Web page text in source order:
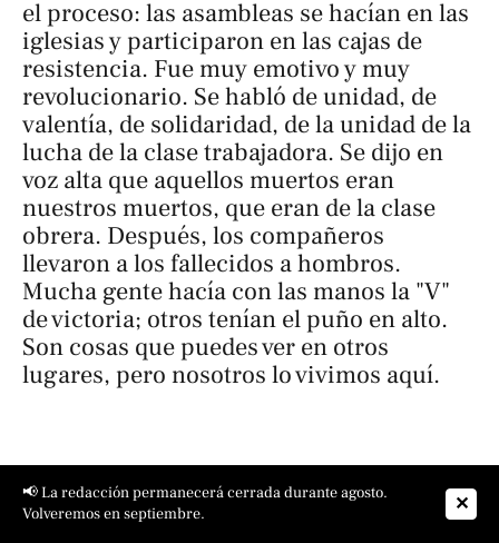
el proceso: las asambleas se hacían en las
iglesias y participaron en las cajas de
resistencia. Fue muy emotivo y muy
revolucionario. Se habló de unidad, de
valentía, de solidaridad, de la unidad de la
lucha de la clase trabajadora. Se dijo en
voz alta que aquellos muertos eran
nuestros muertos, que eran de la clase
obrera. Después, los compañeros
llevaron a los fallecidos a hombros.
Mucha gente hacía con las manos la "V"
de victoria; otros tenían el puño en alto.
Son cosas que puedes ver en otros
lugares, pero nosotros lo vivimos aquí.
¿Diríais que las muertes del 3 de Marzo
fueron un accidente? ¿Qué fue lo que
📢 La redacción permanecerá cerrada durante agosto.
Volveremos en septiembre.
✕